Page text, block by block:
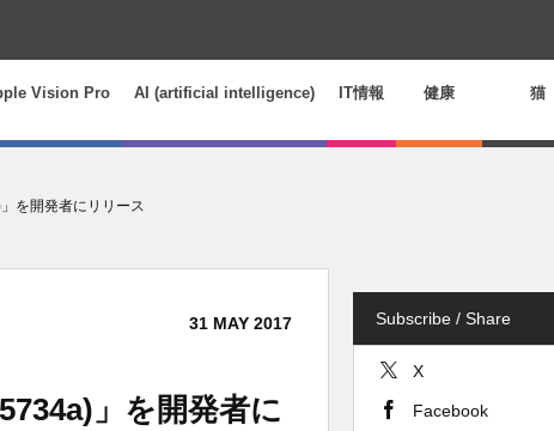
Vision Pro AI (artificial intelligence) IT情報 健康 猫
を開発者にリリース
31 MAY 2017
」を開発者に
Subscribe / Share
X
Facebook